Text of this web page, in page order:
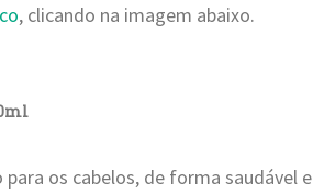
, clicando na imagem abaixo.
os cabelos, de forma saudável e